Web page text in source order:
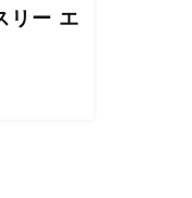
リー エ